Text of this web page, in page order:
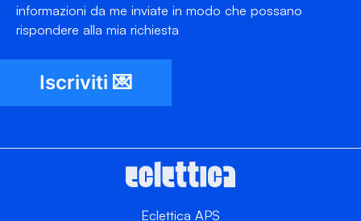
informazioni da me inviate in modo che possano
rispondere alla mia richiesta
Iscriviti 💌
Eclettica APS